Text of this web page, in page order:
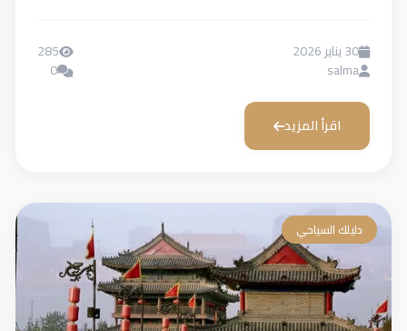
30 يناير 2026
salma
285
0
اقرأ المزيد
دليلك السياحي